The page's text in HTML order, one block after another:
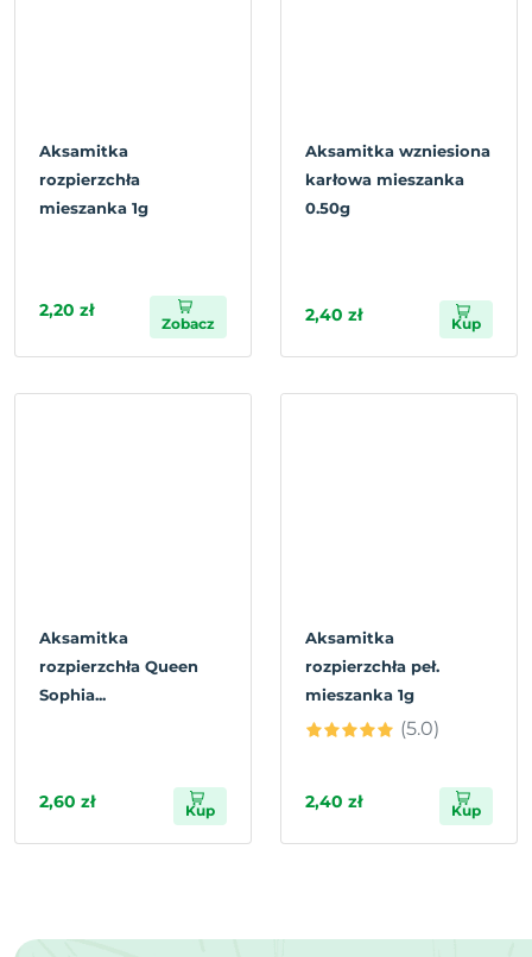
Aksamitka
rozpierzchła
mieszanka 1g
2,20 zł
Zobacz
Aksamitka wzniesiona
karłowa mieszanka
0.50g
2,40 zł Kup
Aksamitka
rozpierzchła Queen
Sophia...
2,60 zł Kup
Aksamitka
rozpierzchła peł.
mieszanka 1g
(5.0)
2,40 zł Kup